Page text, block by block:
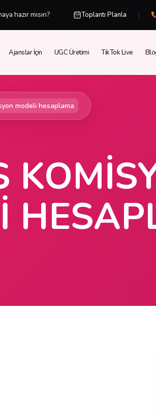
hazır mısın? Toplantı Planla |
Ajanslar İçin UGC Üretimi TikTok Live
modeli hesaplama